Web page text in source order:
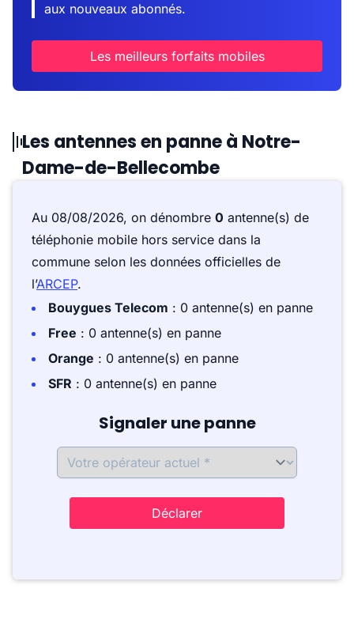
aux nouveaux abonnés.
Les meilleurs forfaits mobiles
Les antennes en panne à Notre-
Dame-de-Bellecombe
Au 08/08/2026, on dénombre 0 antenne(s) de
téléphonie mobile hors service dans la
commune selon les données officielles de
l’ARCEP.
Bouygues Telecom : 0 antenne(s) en panne
Free : 0 antenne(s) en panne
Orange : 0 antenne(s) en panne
SFR : 0 antenne(s) en panne
Signaler une panne
Déclarer